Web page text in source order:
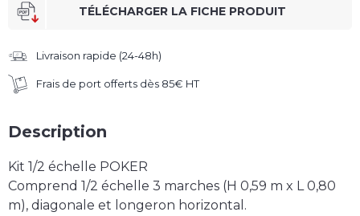
TÉLÉCHARGER LA FICHE PRODUIT
Livraison rapide (24-48h)
Frais de port offerts dès 85€ HT
Description
Kit 1/2 échelle POKER
Comprend 1/2 échelle 3 marches (H 0,59 m x L 0,80
m), diagonale et longeron horizontal.